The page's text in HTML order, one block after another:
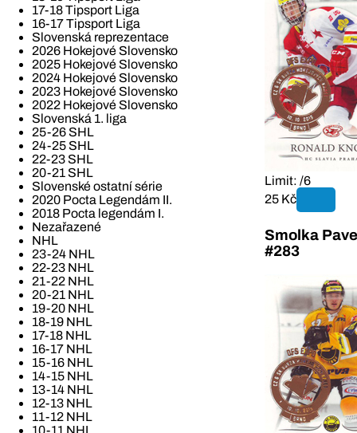
17-18 Tipsport Liga
16-17 Tipsport Liga
Slovenská reprezentace
2026 Hokejové Slovensko
2025 Hokejové Slovensko
2024 Hokejové Slovensko
2023 Hokejové Slovensko
2022 Hokejové Slovensko
Slovenská 1. liga
25-26 SHL
24-25 SHL
22-23 SHL
20-21 SHL
Slovenské ostatní série
2020 Pocta Legendám II.
2018 Pocta legendám I.
Nezařazené
NHL
23-24 NHL
22-23 NHL
21-22 NHL
20-21 NHL
19-20 NHL
18-19 NHL
17-18 NHL
16-17 NHL
15-16 NHL
14-15 NHL
13-14 NHL
12-13 NHL
11-12 NHL
10-11 NHL
Limit: /6
25 Kč
Smolka
#283